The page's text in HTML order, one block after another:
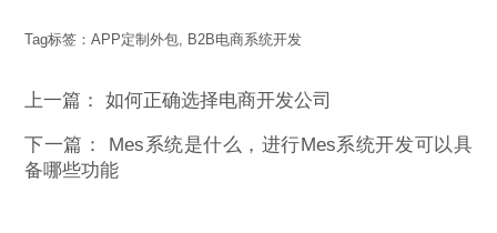
Tag标签：APP定制外包, B2B电商系统开发
上一篇：如何正确选择电商开发公司
下一篇： Mes系统是什么，进行Mes系统开发可以具
备哪些功能